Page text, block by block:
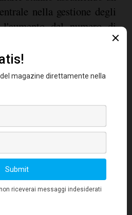
nella gestione degli
l'aumento del numero di
gli italiani cercano un
sui pagamenti ricorrenti,
più alle proprie banche. Il
desidererebbe una
e i pagamenti ricorrenti.
è trasversale a tutte le
della
dellaGen Xe il 59% dei
questo desiderio. È
che il 61% si fida
propria app bancaria